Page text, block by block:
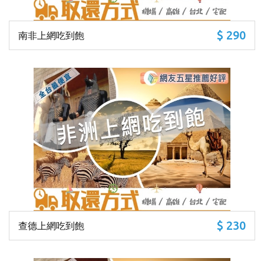
南非上網吃到飽 $ 290
查德上網吃到飽 $ 230